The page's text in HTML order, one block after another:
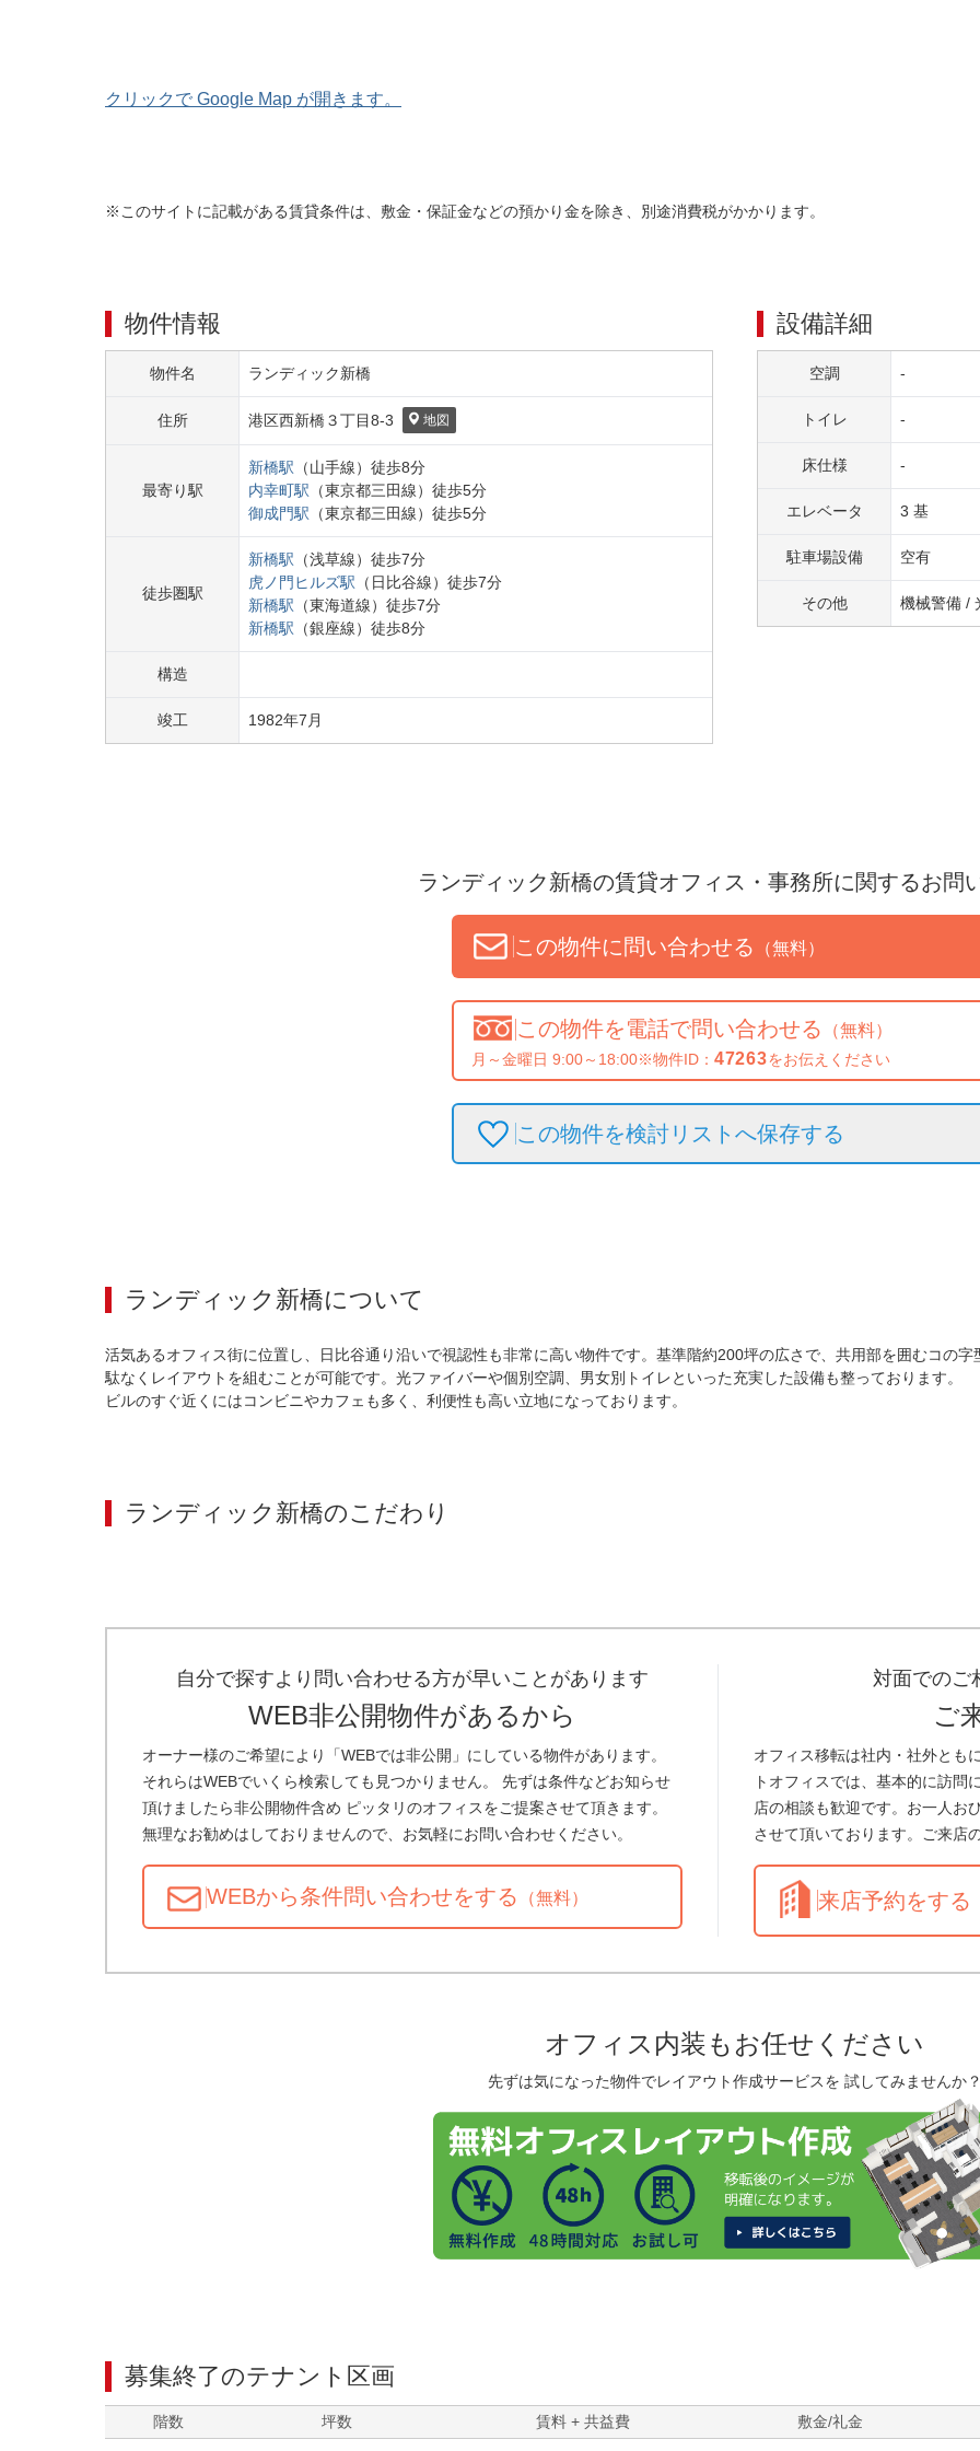
クリックで Google Map が開きます。
※このサイトに記載がある賃貸条件は、敷金・保証金などの預かり金を除き、別途消費税がかかります。
物件情報
物件名 ランディック新橋
住所 港区西新橋３丁目8-3 地図
最寄り駅
新橋駅 （山手線） 徒歩8分
内幸町駅 （東京都三田線） 徒歩5分
御成門駅 （東京都三田線） 徒歩5分
徒歩圏駅
新橋駅 （浅草線） 徒歩7分
虎ノ門ヒルズ駅 （ 日比谷線） 徒歩7分
新橋駅 （東海道線） 徒歩7分
新橋駅 （銀座線） 徒歩8分
構造
竣工 1982年7 月
設備詳細
空調 -
トイレ -
床仕様 -
エレベータ 3 基
駐車場設備 空有
その他 機械警備 /
ランディック新橋の賃貸オフィス・事務所に関するお問
この物件に問い合わせる （無料）
この物件を電話で問い合わせる （無料）
月～金曜日 9:00～18:00※物件ID： 47263をお伝えください
この物件を検討リストへ保存する
ランディック新橋について
活気あるオフィス街に位置し、日比谷通り沿いで視認性も非常に高い物件です。基準階約200坪の広さで、共用部を囲むコの
駄なくレイアウトを組むことが可能です。光ファイバーや個別空調、男女別トイレといった充実した設備も整っております。
ビルのすぐ近くにはコンビニやカフェも多く、利便性も高い立地になっております。
ランディック新橋のこだわり
自分で探すより問い合わせる方が早いことがあります
WEB非公開物件があるから
オーナー様のご希望により「WEBでは非公開」にしている物件があります。
それらはWEBでいくら検索しても見つかりません。 先ずは条件などお知らせ
頂けましたら非公開物件含め ピッタリのオフィスをご提案させて頂きます。
無理なお勧めはしておりませんので、お気軽にお問い合わせください。
WEBから条件問い合わせをする （無料）
対面でのご
ご
オフィス移転は社内・社外とも
トオフィスでは、基本的に訪問
店の相談も歓迎です。お一人お
させて頂いております。ご来店
来店予約をする
オフィス内装もお任せください
先ずは気になった物件でレイアウト作成サービスを 試してみませんか？
募集終了のテナント区画
階数 坪数 賃料 + 共益費 敷金/礼金